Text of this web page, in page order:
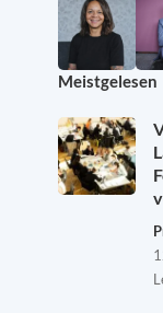
Meistgelesen